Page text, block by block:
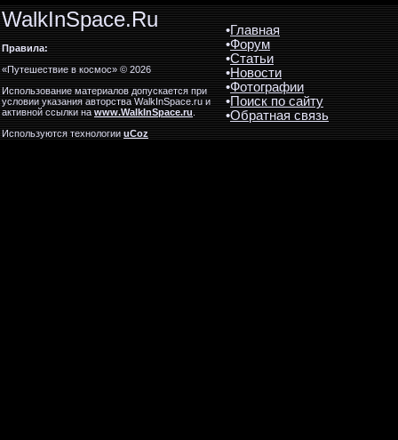
WalkInSpace.Ru
Правила:
«Путешествие в космос» © 2026
Использование материалов допускается при
условии указания авторства WalkInSpace.ru и
активной ссылки наwww.WalkInSpace.ru.
Используются технологииuCoz
•Главная
•Форум
•Статьи
•Новости
•Фотографии
•Поиск по сайту
•Обратная связь